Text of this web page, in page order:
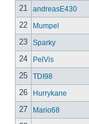
21 andreasE430
22 Mumpel
23 Sparky
24 PelVis
25 TDI98
26 Hurrykane
27 Mario68